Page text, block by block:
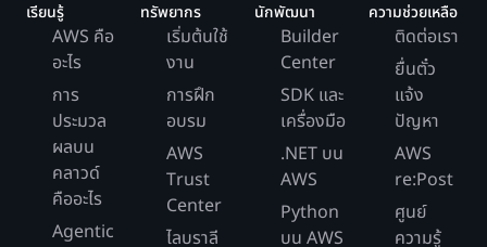
เรียนรู้
AWS คือ
อะไร
การ
ประมวล
ผลบน
คลาวด์
คืออะไร
Agentic
ทรัพยากร
เริ่มต้นใช้
งาน
การฝึก
อบรม
AWS
Trust
Center
ไลบราลี
นักพัฒนา
Builder
Center
SDK และ
เครื่องมือ
.NET บน
AWS
Python
บน AWS
ความช่วยเหลือ
ติดต่อเรา
ยื่นตั๋ว
แจ้ง
ปัญหา
AWS
re:Post
ศูนย์
ความรู้